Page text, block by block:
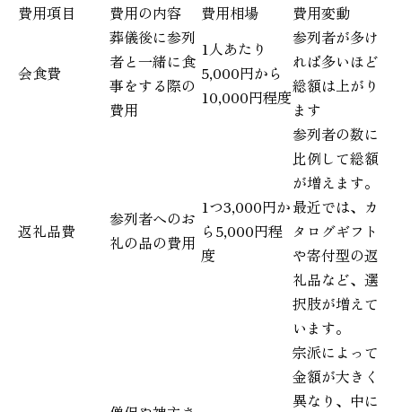
費用項目
費用の内容 費用相場 費用変動
会食費
葬儀後に参列
者と一緒に食
事をする際の
費用
1人あたり
5,000円から
10,000円程度
参列者が多け
れば多いほど
総額は上がり
ます
返礼品費
参列者へのお
礼の品の費用
1つ3,000円か
ら5,000円程
度
参列者の数に
比例して総額
が増えます。
最近では、カ
タログギフト
や寄付型の返
礼品など、選
択肢が増えて
います。
宗派によって
金額が大きく
異なり、中に